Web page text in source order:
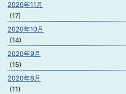
2020年11月
(17)
2020年10月
(14)
2020年9月
(15)
2020年8月
(11)